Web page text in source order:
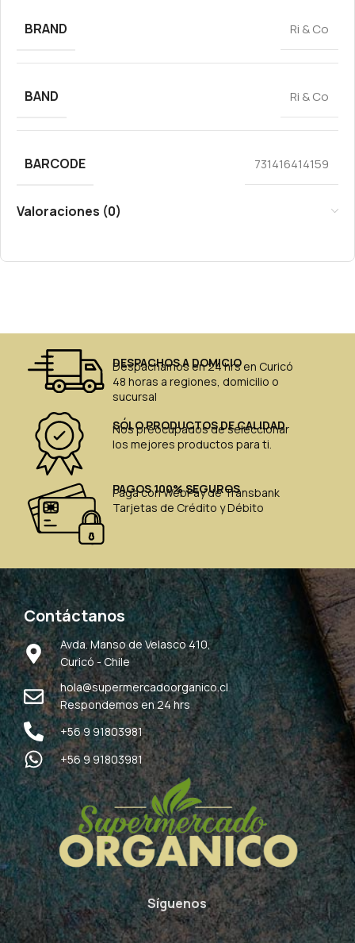
BRAND Ri & Co
BAND Ri & Co
BARCODE 731416414159
Valoraciones (0)
DESPACHOS A DOMICIO
Despachamos en 24 hrs en Curicó
48 horas a regiones, domicilio o
sucursal
SÓLO PRODUCTOS DE CALIDAD
Nos preocupados de seleccionar
los mejores productos para ti.
PAGOS 100% SEGUROS
Paga con WebPay de Transbank
Tarjetas de Crédito y Débito
Contáctanos
Avda. Manso de Velasco 410,
Curicó - Chile
hola@supermercadoorganico.cl
Respondemos en 24 hrs
+56 9 91803981
+56 9 91803981
Síguenos